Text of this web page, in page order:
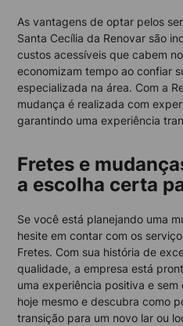
As vantagens de optar pelos
Santa Cecília da Renovar são
custos acessíveis que cabem
economizam tempo ao confiar
especializada na área. Com a
mudança é realizada com
garantindo uma experiência
Fretes e
a escolha certa
Se você está planejando uma
hesite em contar com os
Fretes. Com sua história de
qualidade, a empresa está
uma experiência positiva e
hoje mesmo e descubra como
transição para um novo lar ou